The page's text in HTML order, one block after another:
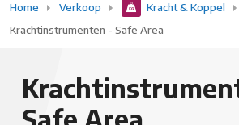
Home Verkoop
Kracht & Koppel
Krachtinstrumenten - Safe Area
Safe Area